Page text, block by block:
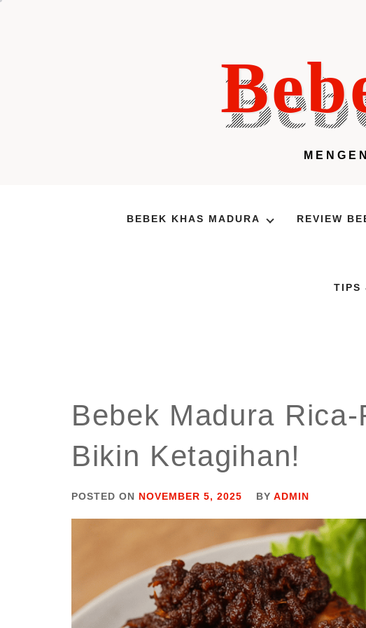
BEBEK KHAS MADURA REVIEW
TIPS
Bebek Madura
Bikin Ketagihan!
POSTED ON NOVEMBER 5, 2025 BY ADMIN